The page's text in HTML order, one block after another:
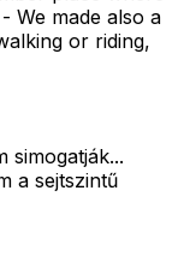
We made also a
or riding,
simogatják...
a sejtszintű